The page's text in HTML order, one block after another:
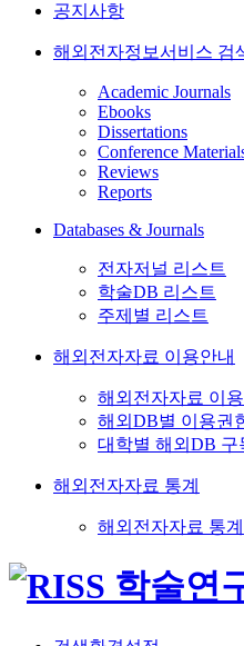
공지사항
해외전자정보서비스 검
Academic Journals
Ebooks
Dissertations
Conference
Reviews
Reports
Databases & Journals
전자저널 리스트
학술DB 리스트
주제별 리스트
해외전자자료 이용안내
해외전자자료 이
해외DB별 이용권
대학별 해외DB 구
해외전자자료 통계
해외전자자료 통계